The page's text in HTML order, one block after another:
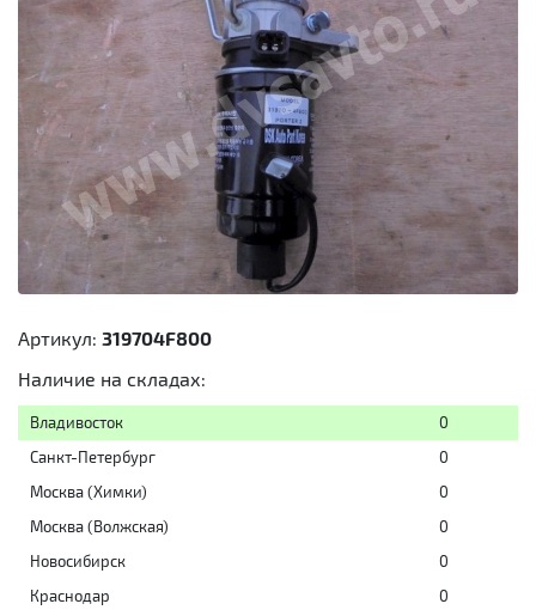
Артикул: 319704F800
Наличие на складах:
Владивосток
0
Санкт-Петербург
0
Москва (Химки)
0
Москва (Волжская)
0
Новосибирск
0
Краснодар
0